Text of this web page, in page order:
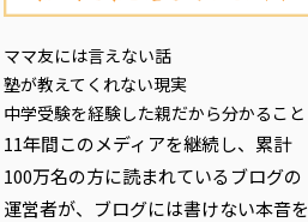
ママ友には言えない話
塾が教えてくれない現実
中学受験を経験した親だから分かること
11年間このメディアを継続し、累計
100万名の方に読まれているブログの
運営者が、ブログには書けない本音を